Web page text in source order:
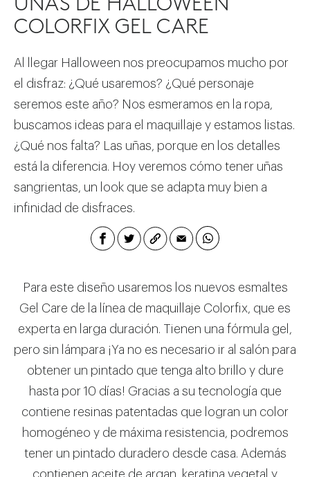
UÑAS DE HALLOWEEN
COLORFIX GEL CARE
Al llegar Halloween nos preocupamos mucho por
el disfraz: ¿Qué usaremos? ¿Qué personaje
seremos este año? Nos esmeramos en la ropa,
buscamos ideas para el maquillaje y estamos listas.
¿Qué nos falta? Las uñas, porque en los detalles
está la diferencia. Hoy veremos cómo tener uñas
sangrientas, un look que se adapta muy bien a
infinidad de disfraces.
Para este diseño usaremos los nuevos esmaltes
Gel Care de la línea de maquillaje Colorfix, que es
experta en larga duración. Tienen una fórmula gel,
pero sin lámpara ¡Ya no es necesario ir al salón para
obtener un pintado que tenga alto brillo y dure
hasta por 10 días! Gracias a su tecnología que
contiene resinas patentadas que logran un color
homogéneo y de máxima resistencia, podremos
tener un pintado duradero desde casa. Además
contienen aceite de argan, keratina vegetal y